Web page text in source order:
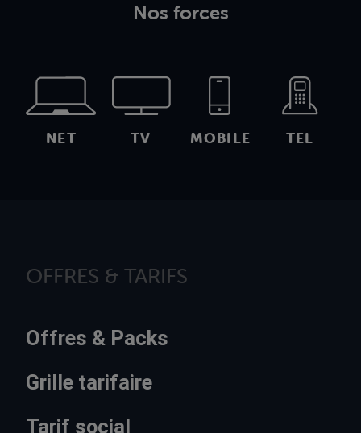
Nos forces
NET TV MOBILE TEL
OFFRES & TARIFS
Offres & Packs
Grille tarifaire
Tarif social